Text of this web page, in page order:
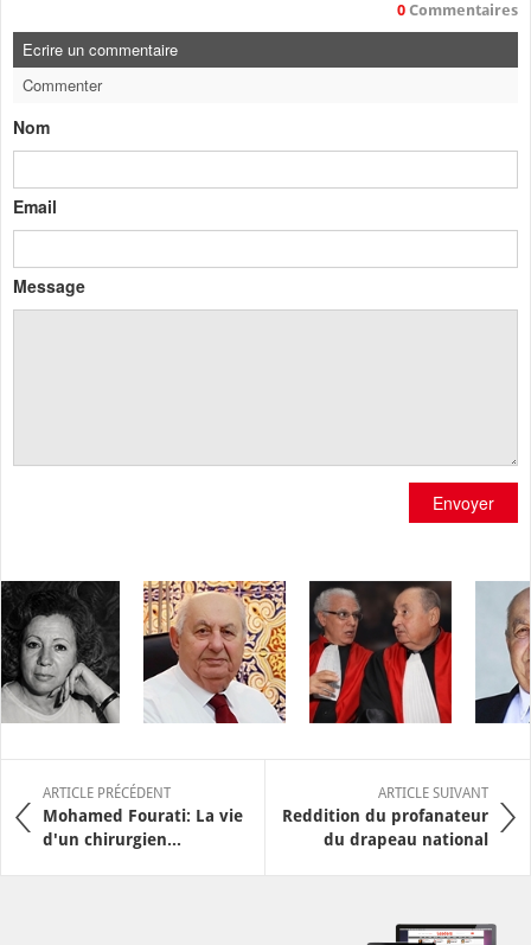
0 Commentaires
Ecrire un commentaire
Commenter
Nom
Email
Message
Envoyer
ARTICLE PRÉCÉDENT
Mohamed Fourati: La vie
d'un chirurgien...
ARTICLE SUIVANT
Reddition du profanateur
du drapeau national